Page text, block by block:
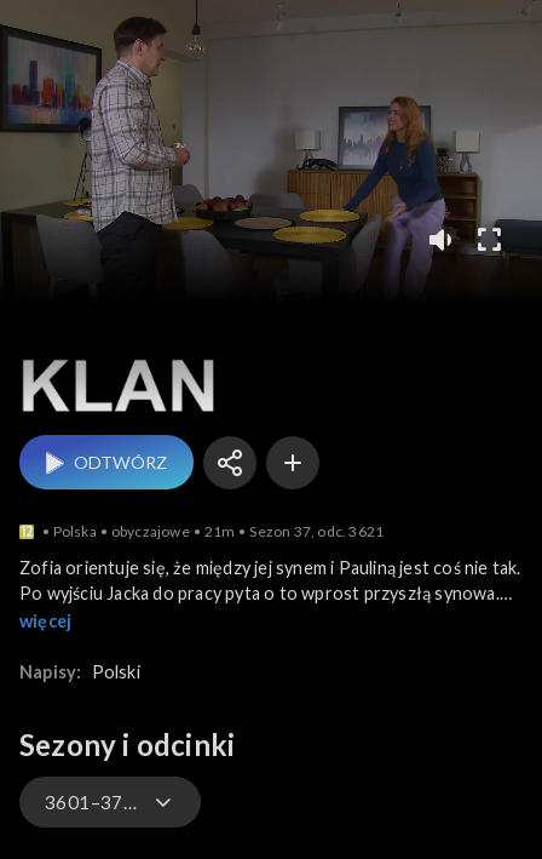
ODTWÓRZ
Polska obyczajowe 21m Sezon 37, odc. 3621
Zofia orientuje się, że między jej synem i Pauliną jest coś nie tak.
Po wyjściu Jacka do pracy pyta o to wprost przyszłą synowa.
Paulina opowiada o wczorajszej kłótni z powodu Małgosi. Jacek
również szybko zauważa kiepski nastrój szefa. Jacek
pomógł ojcu w prowadzeniu firmy. Nie wiadomo, ile Jerzy
poleży w szpitalu bo ta kontuzja kolana wygląda na poważną.
więcej
Napisy: Polski
Sezony i odcinki
3601–3700